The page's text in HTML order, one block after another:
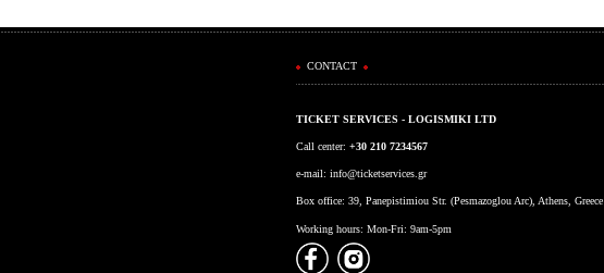
CONTACT
TICKET SERVICES - LOGISMIKI LTD
Call center: +30 210 7234567
e-mail: info@ticketservices.gr
Box office: 39, Panepistimiou Str. (Pesmazoglou Arc), Athens, Greece
Working hours: Mon-Fri: 9am-5pm